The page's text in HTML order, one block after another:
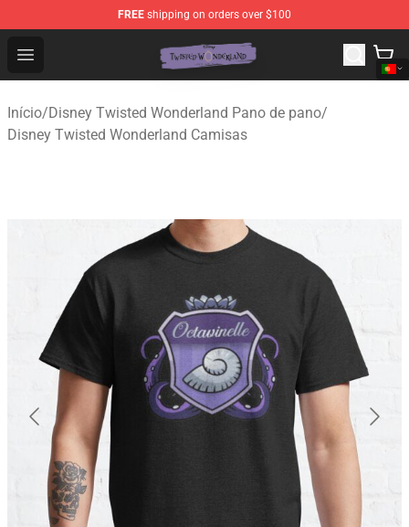
FREE shipping on orders over $100
Open menu
Twisted Wonderland Store - Official Twisted
Início/Disney Twisted Wonderland Pano de pano/
Disney Twisted Wonderland Camisas